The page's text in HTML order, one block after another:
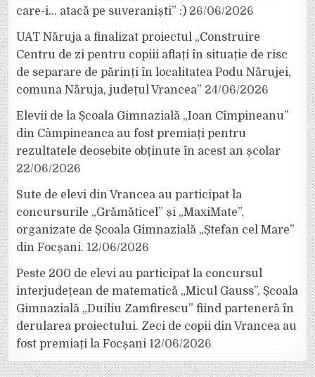
care-i… atacă pe suveraniști” :) 26/06/2026
UAT Năruja a finalizat proiectul „Construire
Centru de zi pentru copiii aflați în situație de risc
de separare de părinți în localitatea Podu Nărujei,
comuna Năruja, județul Vrancea” 24/06/2026
Elevii de la Școala Gimnazială „Ioan Cîmpineanu”
din Câmpineanca au fost premiați pentru
rezultatele deosebite obținute în acest an școlar
22/06/2026
Sute de elevi din Vrancea au participat la
concursurile „Grămăticel” și „MaxiMate”,
organizate de Școala Gimnazială „Ștefan cel Mare”
din Focșani. 12/06/2026
Peste 200 de elevi au participat la concursul
interjudețean de matematică „Micul Gauss”, Școala
Gimnazială „Duiliu Zamfirescu” fiind parteneră în
derularea proiectului. Zeci de copii din Vrancea au
fost premiați la Focșani 12/06/2026